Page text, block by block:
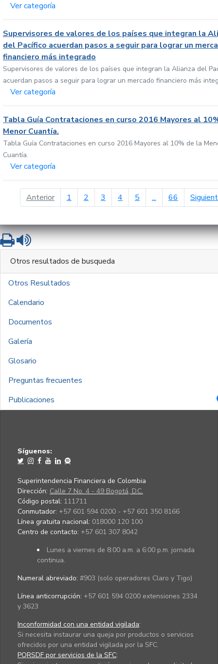
Ver categoría
Supervisores de valores de los países que integran la
del Pacífico acuerdan pasos a seguir para lograr un
financiero más integrado
Supervisores de valores de los países que integran la Alianza del
acuerdan pasos a seguir para lograr un mercado financiero más
Ver categoría
Tabla Guía Contrataciones en curso 2016 Mayores al
Menor Cuantía.
Tabla Guía Contrataciones en curso 2016 Mayores al 10% de la
Cuantía.
Ver categoría
Anteriorpágina anterior
1 2 3 4 5 ... 66
ImprimirLeer contenido
Otros resultados de busqueda
Otros Resultados
Calendario
Documentos
Galería
Glosario
Preguntas frecuentes
Publicaciones
Síguenos:
Superintendencia Financiera de Colombia
Dirección: Calle 7 No. 4 - 49 Bogotá, D.C.
Código postal: 111711
Conmutador: +57 601 594 0200 - +57 601 350 8166
Línea gratuita nacional: 018000 120 100
Centro de contacto: +57 601 307 8042
Lunes a viernes de 8:00 a.m. a 6:00 p.m. jornada
continua.
Numeral abreviado: #903 (solo operadores Claro y Tigo)
Línea anticorrupción: +57 601 594 0200 extensiones 2334
y 3623
Inconformidad con una entidad vigilada:
Si necesita instaurar una queja por productos o servicios
ofrecidos por una entidad vigilada por la SFC.
PQRSDF por servicios de la SFC: